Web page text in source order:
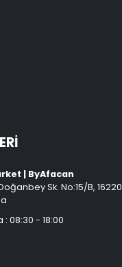
| ByAfacan
Sk. No:15/B, 16220
08:30 - 18:00